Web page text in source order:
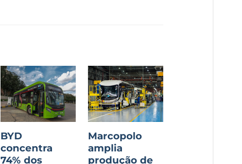
BYD
concentra
74% dos
Marcopolo
amplia
produção de